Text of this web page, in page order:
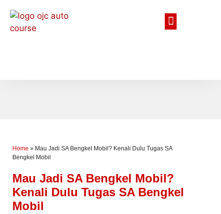
Home » Mau Jadi SA Bengkel Mobil? Kenali Dulu Tugas SA
Bengkel Mobil
Mau Jadi SA Bengkel Mobil?
Kenali Dulu Tugas SA Bengkel
Mobil